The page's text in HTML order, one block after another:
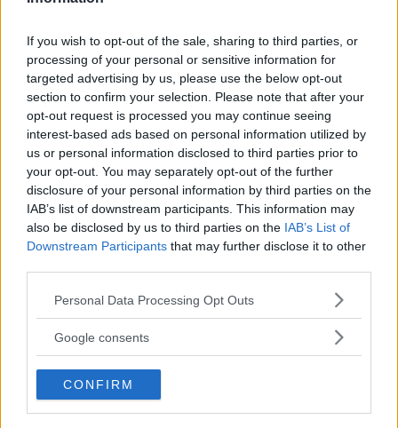
If you wish to opt-out of the sale, sharing to third parties, or
processing of your personal or sensitive information for
targeted advertising by us, please use the below opt-out
section to confirm your selection. Please note that after your
opt-out request is processed you may continue seeing
interest-based ads based on personal information utilized by
us or personal information disclosed to third parties prior to
your opt-out. You may separately opt-out of the further
disclosure of your personal information by third parties on the
IAB’s list of downstream participants. This information may
also be disclosed by us to third parties on the IAB’s List of
Downstream Participants that may further disclose it to other
Please note that this website/app uses one or more Google
not limited to your visit or usage behaviour. You may click to
use your data for below specified purposes in below Google
consent section.
Personal Data Processing Opt Outs
Google consents
CONFIRM
Läs Frias efterträdare!
Syreär Sveriges enda gröna dagstidning som
finns både digitalt och i tryck.
tidigare längdhopparen Melvin Lister, USA, är årsbäst
med 17,78 och Jadel Gregorio från Brasilien har också
visat god kapacitet med 17,72. Men Olsson är
huvudfavorit med tanke på sin höga och stabila nivå
de senaste åren. Han vann också över Oprea och Lister
i Zürich för två veckor sedan.
Damernas 100-metersfinal löps i kväll. Fransyskan
Christine Arron och bulgariskan Ivet Lalova är ett par
om 44-åriga Merlene Ottey ska klara sig till final. Den
jamaicafödda slovenskan gjorde nyligen imponerande
11,09.
ANNONS